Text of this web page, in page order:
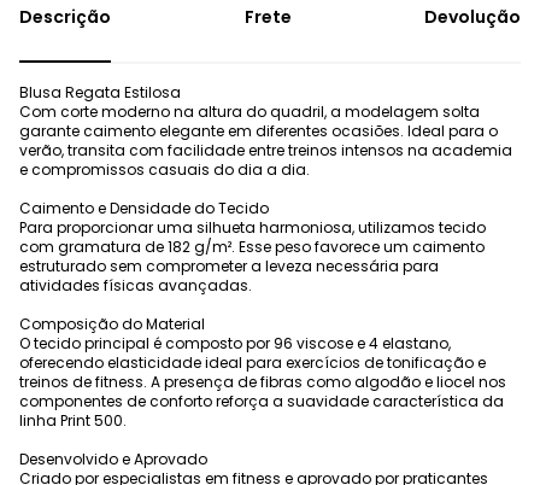
Frete Devolução
Blusa Regata Estilosa
Com corte moderno na altura do quadril, a modelagem solta
garante caimento elegante em diferentes ocasiões. Ideal para o
verão, transita com facilidade entre treinos intensos na academia
e compromissos casuais do dia a dia.
Caimento e Densidade do Tecido
Para proporcionar uma silhueta harmoniosa, utilizamos tecido
com gramatura de 182 g/m². Esse peso favorece um caimento
estruturado sem comprometer a leveza necessária para
atividades físicas avançadas.
Composição do Material
O tecido principal é composto por 96 viscose e 4 elastano,
oferecendo elasticidade ideal para exercícios de tonificação e
treinos de fitness. A presença de fibras como algodão e liocel nos
componentes de conforto reforça a suavidade característica da
linha Print 500.
Desenvolvido e Aprovado
Criado por especialistas em fitness e aprovado por praticantes